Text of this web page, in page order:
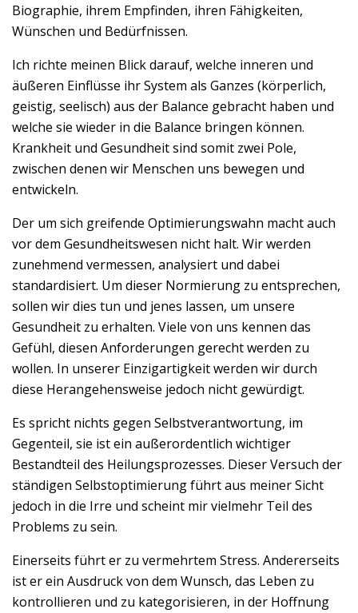
Biographie, ihrem Empfinden, ihren Fähigkeiten,
Wünschen und Bedürfnissen.
Ich richte meinen Blick darauf, welche inneren und
äußeren Einflüsse ihr System als Ganzes (körperlich,
geistig, seelisch) aus der Balance gebracht haben und
welche sie wieder in die Balance bringen können.
Krankheit und Gesundheit sind somit zwei Pole,
zwischen denen wir Menschen uns bewegen und
entwickeln.
Der um sich greifende Optimierungswahn macht auch
vor dem Gesundheitswesen nicht halt. Wir werden
zunehmend vermessen, analysiert und dabei
standardisiert. Um dieser Normierung zu entsprechen,
sollen wir dies tun und jenes lassen, um unsere
Gesundheit zu erhalten. Viele von uns kennen das
Gefühl, diesen Anforderungen gerecht werden zu
wollen. In unserer Einzigartigkeit werden wir durch
diese Herangehensweise jedoch nicht gewürdigt.
Es spricht nichts gegen Selbstverantwortung, im
Gegenteil, sie ist ein außerordentlich wichtiger
Bestandteil des Heilungsprozesses. Dieser Versuch der
ständigen Selbstoptimierung führt aus meiner Sicht
jedoch in die Irre und scheint mir vielmehr Teil des
Problems zu sein.
Einerseits führt er zu vermehrtem Stress. Andererseits
ist er ein Ausdruck von dem Wunsch, das Leben zu
kontrollieren und zu kategorisieren, in der Hoffnung